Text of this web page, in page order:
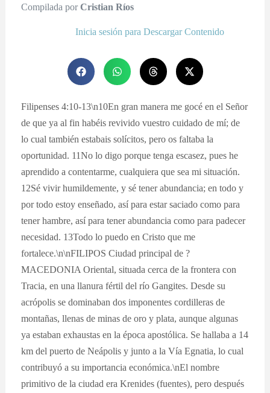
Compilada porCristian Ríos
Inicia sesión para Descargar Contenido
Filipenses 4:10-13\n10En gran manera me gocé en el Señor
de que ya al fin habéis revivido vuestro cuidado de mí; de
lo cual también estabais solícitos, pero os faltaba la
oportunidad. 11No lo digo porque tenga escasez, pues he
aprendido a contentarme, cualquiera que sea mi situación.
12Sé vivir humildemente, y sé tener abundancia; en todo y
por todo estoy enseñado, así para estar saciado como para
tener hambre, así para tener abundancia como para padecer
necesidad. 13Todo lo puedo en Cristo que me
fortalece.\n\nFILIPOS Ciudad principal de ?
MACEDONIA Oriental, situada cerca de la frontera con
Tracia, en una llanura fértil del río Gangites. Desde su
acrópolis se dominaban dos imponentes cordilleras de
montañas, llenas de minas de oro y plata, aunque algunas
ya estaban exhaustas en la época apostólica. Se hallaba a 14
km del puerto de Neápolis y junto a la Vía Egnatia, lo cual
contribuyó a su importancia económica.\nEl nombre
primitivo de la ciudad era Krenides (fuentes), pero después